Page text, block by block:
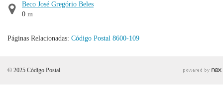
Beco José Gregório Beles
0 m
Páginas Relacionadas: Código Postal 8600-109
© 2025 Código Postal